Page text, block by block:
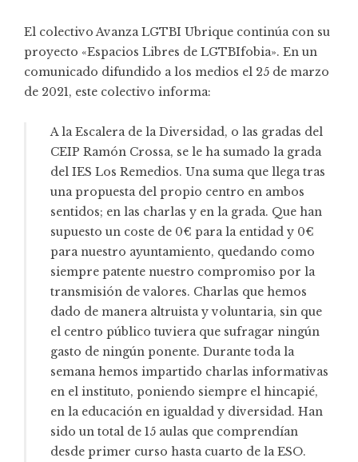
El colectivoAvanza LGTBI Ubrique continúa con su
proyecto «Espacios Libres de LGTBIfobia». En un
comunicado difundido a los medios el 25 de marzo
de 2021, este colectivo informa:
A la Escalera de la Diversidad, o las gradas del
CEIP Ramón Crossa, se le ha sumado la grada
del IES Los Remedios. Una suma que llega tras
una propuesta del propio centro en ambos
sentidos; en las charlas y en la grada. Que han
supuesto un coste de 0€ para la entidad y 0€
para nuestro ayuntamiento, quedando como
siempre patente nuestro compromiso por la
transmisión de valores. Charlas que hemos
dado de manera altruista y voluntaria, sin que
el centro público tuviera que sufragar ningún
gasto de ningún ponente. Durante toda la
semana hemos impartido charlas informativas
en el instituto, poniendo siempre el hincapié,
en la educación en igualdad y diversidad. Han
sido un total de 15 aulas que comprendían
desde primer curso hasta cuarto de la ESO.